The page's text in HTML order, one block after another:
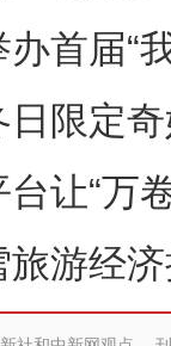
首届“
限定
让“万
旅游经